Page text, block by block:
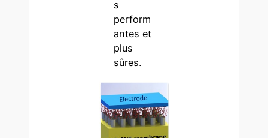
s
perform
antes et
plus
sûres.